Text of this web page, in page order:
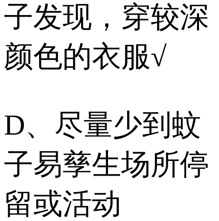
子发现，穿较深
颜色的衣服√
D、尽量少到蚊
子易孳生场所停
留或活动